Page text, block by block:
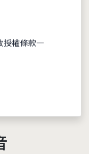
授權條款—